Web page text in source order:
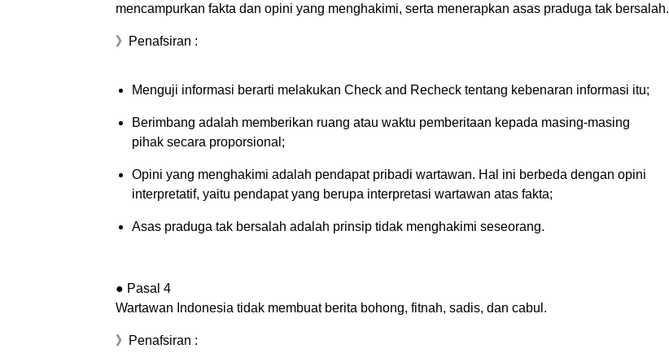
mencampurkan fakta dan opini yang menghakimi, serta menerapkan asas praduga tak bersalah.
》Penafsiran :
Menguji informasi berarti melakukan Check and Recheck tentang kebenaran informasi itu;
Berimbang adalah memberikan ruang atau waktu pemberitaan kepada masing-masing
pihak secara proporsional;
Opini yang menghakimi adalah pendapat pribadi wartawan. Hal ini berbeda dengan opini
interpretatif, yaitu pendapat yang berupa interpretasi wartawan atas fakta;
Asas praduga tak bersalah adalah prinsip tidak menghakimi seseorang.
● Pasal 4
Wartawan Indonesia tidak membuat berita bohong, fitnah, sadis, dan cabul.
》Penafsiran :